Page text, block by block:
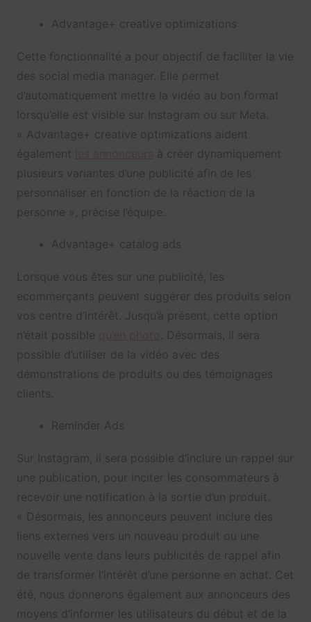
Advantage+ creative optimizations
Cette fonctionnalité a pour objectif de faciliter la vie
des social media manager. Elle permet
d’automatiquement mettre la vidéo au bon format
lorsqu’elle est visible sur Instagram ou sur Meta.
« Advantage+ creative optimizations aident
également
à créer dynamiquement
plusieurs variantes d’une publicité afin de les
personnaliser en fonction de la réaction de la
personne », précise l’équipe.
Advantage+ catalog ads
Lorsque vous êtes sur une publicité, les
ecommerçants peuvent suggérer des produits selon
vos centre d’intérêt. Jusqu’à présent, cette option
n’était possible
. Désormais, il sera
possible d’utiliser de la vidéo avec des
démonstrations de produits ou des témoignages
clients.
Reminder Ads
Sur Instagram, il sera possible d’inclure un rappel sur
une publication, pour inciter les consommateurs à
recevoir une notification à la sortie d’un produit.
« Désormais, les annonceurs peuvent inclure des
liens externes vers un nouveau produit ou une
nouvelle vente dans leurs publicités de rappel afin
de transformer l’intérêt d’une personne en achat. Cet
été, nous donnerons également aux annonceurs des
moyens d’informer les utilisateurs du début et de la